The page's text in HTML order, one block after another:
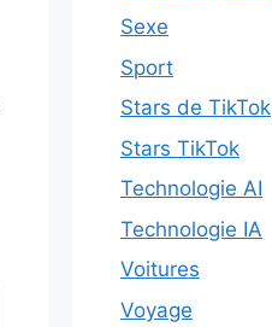
Sexe
Sport
Stars de TikTok
Stars TikTok
Technologie AI
Technologie IA
Voitures
Voyage